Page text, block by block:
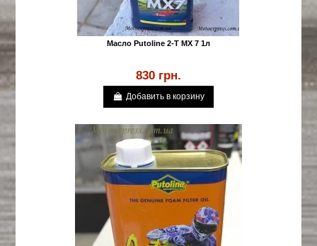
Масло Putoline 2-T MX 7 1л
830 грн.
Добавить в корзину